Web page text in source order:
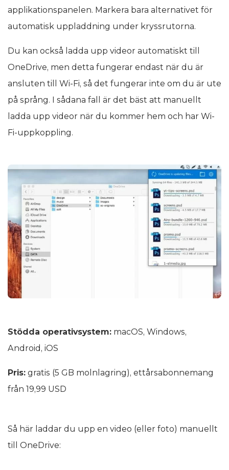
applikationspanelen. Markera bara alternativet för
automatisk uppladdning under kryssrutorna.
Du kan också ladda upp videor automatiskt till
OneDrive, men detta fungerar endast när du är
ansluten till Wi-Fi, så det fungerar inte om du är ute
på språng. I sådana fall är det bäst att manuellt
ladda upp videor när du kommer hem och har Wi-
Fi-uppkoppling.
Stödda operativsystem: macOS, Windows,
Android, iOS
Pris: gratis (5 GB molnlagring), ettårsabonnemang
från 19,99 USD
Så här laddar du upp en video (eller foto) manuellt
till OneDrive: